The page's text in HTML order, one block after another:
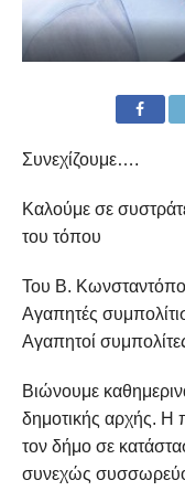
Συνεχίζουμε….
Καλούμε σε
του τόπου
Του Β.
Αγαπητές
Αγαπητοί
Βιώνουμε
δημοτικής αρχής. Η
τον δήμο σε
συνεχώς